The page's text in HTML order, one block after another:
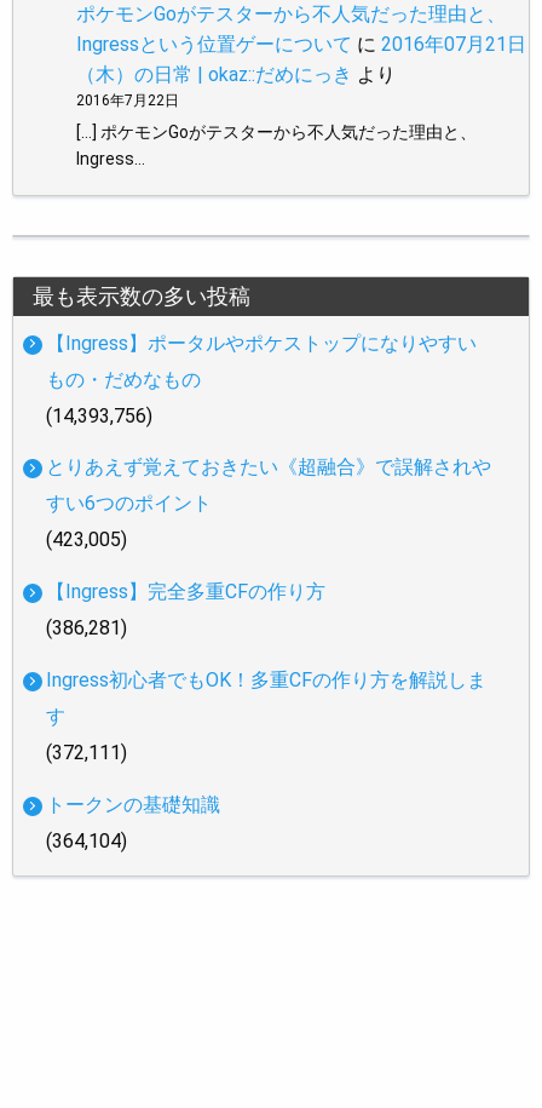
ポケモンGoがテスターから不人気だった理由と、
Ingressという位置ゲーについて に 2016年07月21日
（木）の日常 | okaz::だめにっき より
2016年7月22日
[…] ポケモンGoがテスターから不人気だった理由と、
Ingress…
最も表示数の多い投稿
【Ingress】ポータルやポケストップになりやすい
もの・だめなもの
(14,393,756)
とりあえず覚えておきたい《超融合》で誤解されや
すい6つのポイント
(423,005)
【Ingress】完全多重CFの作り方
(386,281)
Ingress初心者でもOK！多重CFの作り方を解説しま
す
(372,111)
トークンの基礎知識
(364,104)